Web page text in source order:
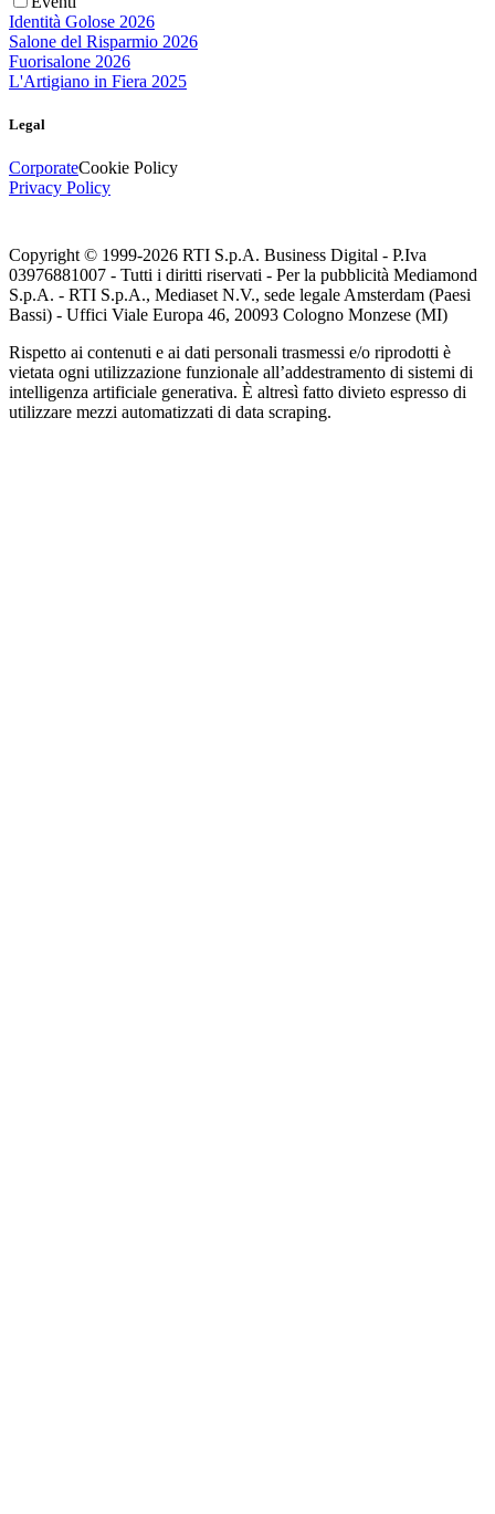
Identità Golose 2026
Salone del Risparmio 2026
Fuorisalone 2026
L'Artigiano in Fiera 2025
Legal
CorporateCookie Policy
Privacy Policy
Copyright © 1999-2026 RTI S.p.A. Business Digital - P.Iva
03976881007 - Tutti i diritti riservati - Per la pubblicità Mediamond
S.p.A. - RTI S.p.A., Mediaset N.V., sede legale Amsterdam (Paesi
Bassi) - Uffici Viale Europa 46, 20093 Cologno Monzese (MI)
Rispetto ai contenuti e ai dati personali trasmessi e/o riprodotti è
vietata ogni utilizzazione funzionale all’addestramento di sistemi di
intelligenza artificiale generativa. È altresì fatto divieto espresso di
utilizzare mezzi automatizzati di data scraping.